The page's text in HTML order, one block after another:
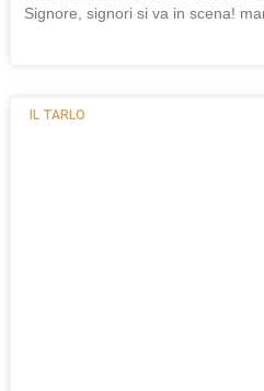
Signore, signori si va in scena!
IL TARLO